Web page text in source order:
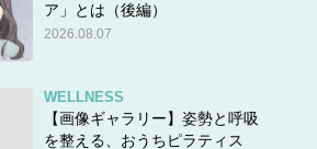
ア」とは（後編）
2026.08.07
WELLNESS
【画像ギャラリー】姿勢と呼吸
を整える、おうちピラティス